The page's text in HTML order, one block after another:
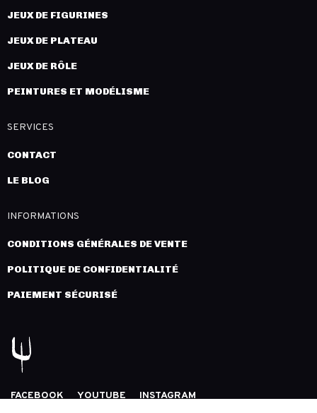
JEUX DE FIGURINES
JEUX DE PLATEAU
JEUX DE RÔLE
PEINTURES ET MODÉLISME
SERVICES
CONTACT
LE BLOG
INFORMATIONS
CONDITIONS GÉNÉRALES DE VENTE
POLITIQUE DE CONFIDENTIALITÉ
PAIEMENT SÉCURISÉ
FACEBOOK YOUTUBE
INSTAGRAM